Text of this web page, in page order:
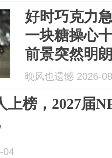
好时巧克力
一块糖操心
前景突然明
晚风也遗憾 2026-
上榜，2027届
04